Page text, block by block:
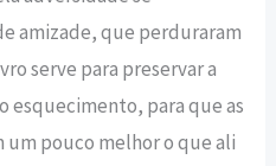
amizade, que perduraram
serve para preservar a
esquecimento, para que as
um pouco melhor o que ali